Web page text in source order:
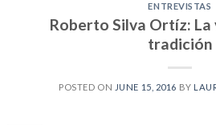
ENTREVISTAS
Roberto Silva Ortíz: La
tradición
POSTED ON JUNE 15, 2016 BY